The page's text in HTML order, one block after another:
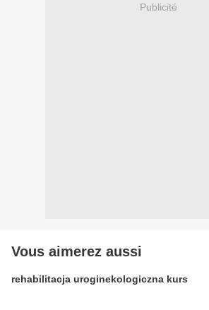
Publicité
Vous aimerez aussi
rehabilitacja uroginekologiczna kurs